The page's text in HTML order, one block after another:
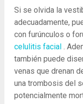
Si se olvida la
adecuadamente,
con furúnculos o
celulitis facial .
también puede
venas que drenan
una trombosis del
potencialmente